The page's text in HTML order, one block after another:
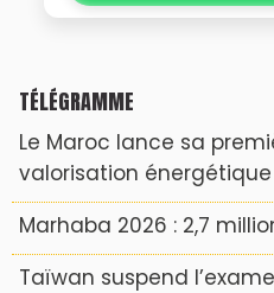
TÉLÉGRAMME
Le Maroc lance sa
valorisation
Marhaba 2026 : 2,7
Taïwan suspend